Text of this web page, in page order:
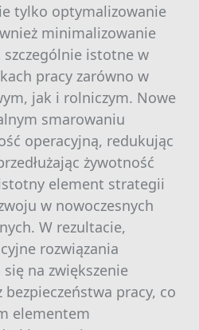
tylko optymalizowanie
minimalizowanie
istotne w
pracy zarówno w
jak i rolniczym. Nowe
smarowaniu
operacyjną, redukując
żywotność
element strategii
w nowoczesnych
W rezultacie,
rozwiązania
się na zwiększenie
pracy, co
elementem